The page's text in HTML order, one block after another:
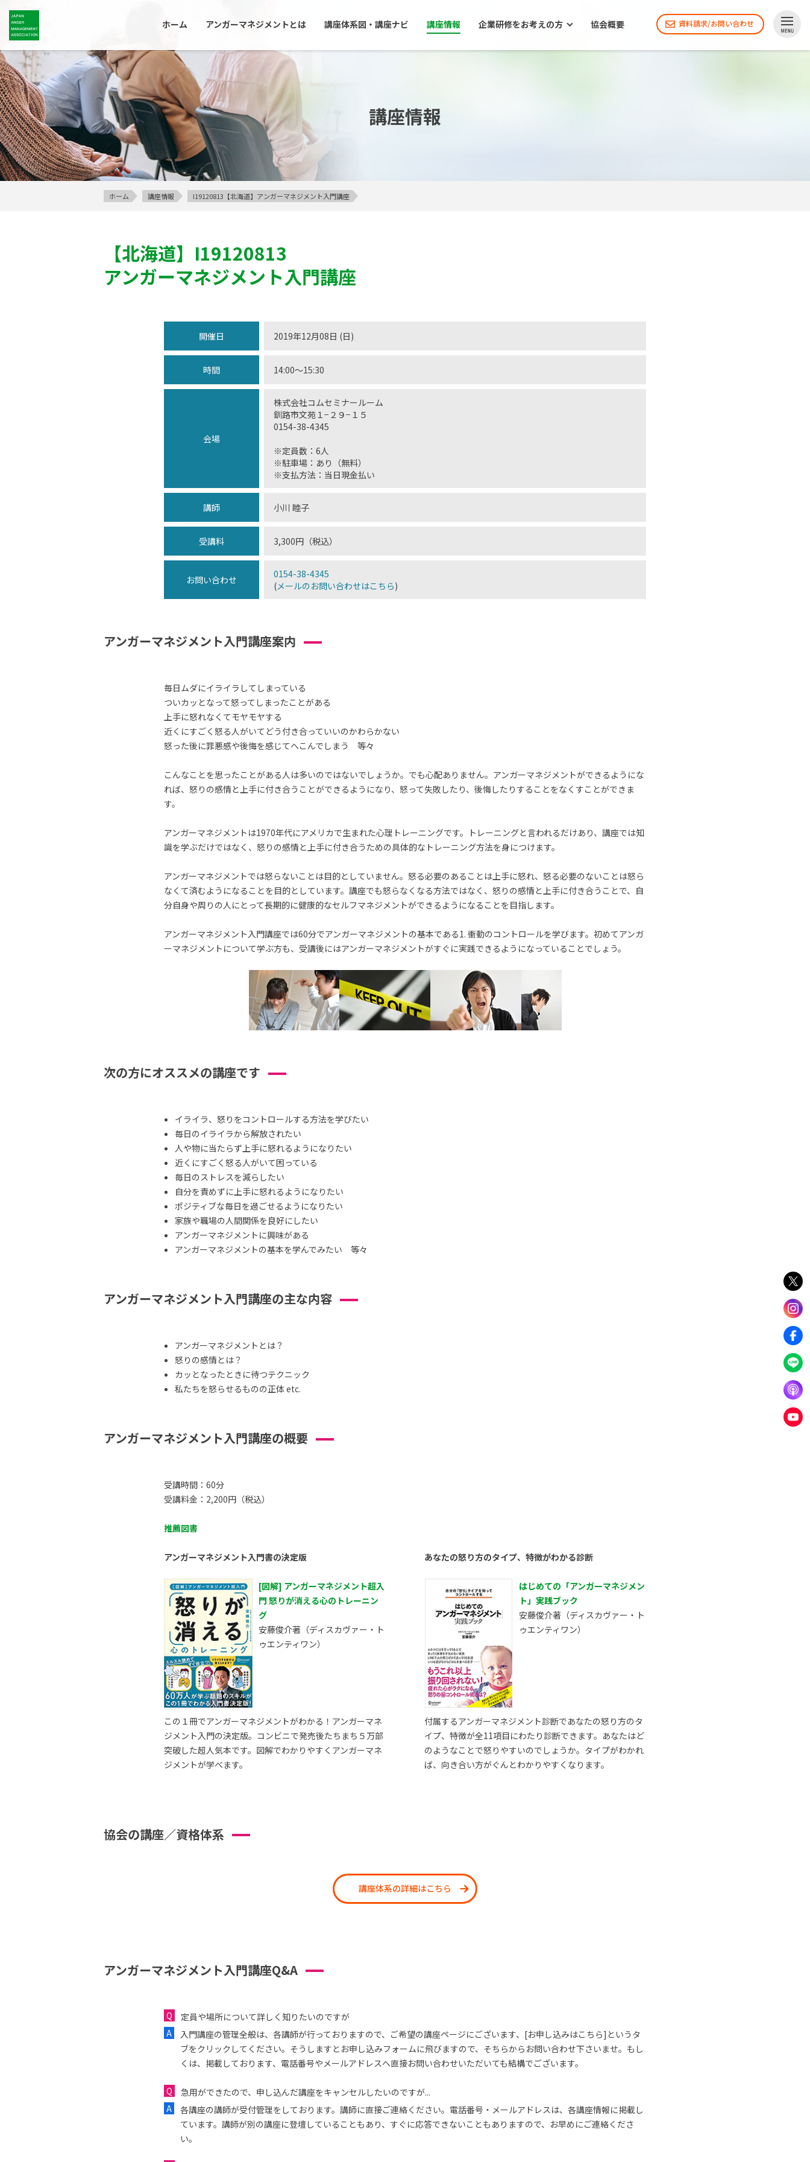
ホーム アンガーマネジメントとは 講座体系図・講座ナビ 講座情報 企業研修をお考えの方 協会概要 資料請求/お問い合わせ
講座情報
ホーム 講座情報 I19120813【北海道】アンガーマネジメント入門講座
【北海道】 I19120813
アンガーマネジメント入門講座
開催日 2019年12月08日 (日)
時間 14:00〜15:30
会場
株式会社コムセミナールーム
釧路市文苑１−２９−１５
0154-38-4345
※定員数：6人
※駐車場：あり（無料）
※支払方法：当日現金払い
講師 小川 睦子
受講料 3,300円（税込）
お問い合わせ
0154-38-4345
(メールのお問い合わせはこちら)
アンガーマネジメント入門講座案内
毎日ムダにイライラしてしまっている
ついカッとなって怒ってしまったことがある
上手に怒れなくてモヤモヤする
近くにすごく怒る人がいてどう付き合っていいのかわらかない
怒った後に罪悪感や後悔を感じてへこんでしまう 等々
こんなことを思ったことがある人は多いのではないでしょうか。でも心配ありません。アンガーマネジメントができるようにな
れば、怒りの感情と上手に付き合うことができるようになり、怒って失敗したり、後悔したりすることをなくすことができま
す。
アンガーマネジメントは1970年代にアメリカで生まれた心理トレーニングです。トレーニングと言われるだけあり、講座では知
識を学ぶだけではなく、怒りの感情と上手に付き合うための具体的なトレーニング方法を身につけます。
アンガーマネジメントでは怒らないことは目的としていません。怒る必要のあることは上手に怒れ、怒る必要のないことは怒ら
なくて済むようになることを目的としています。講座でも怒らなくなる方法ではなく、怒りの感情と上手に付き合うことで、自
分自身や周りの人にとって長期的に健康的なセルフマネジメントができるようになることを目指します。
アンガーマネジメント入門講座では60分でアンガーマネジメントの基本である1. 衝動のコントロールを学びます。初めてアンガ
ーマネジメントについて学ぶ方も、受講後にはアンガーマネジメントがすぐに実践できるようになっていることでしょう。
次の方にオススメの講座です
イライラ、怒りをコントロールする方法を学びたい
毎日のイライラから解放されたい
人や物に当たらず上手に怒れるようになりたい
近くにすごく怒る人がいて困っている
毎日のストレスを減らしたい
自分を責めずに上手に怒れるようになりたい
ポジティブな毎日を過ごせるようになりたい
家族や職場の人間関係を良好にしたい
アンガーマネジメントに興味がある
アンガーマネジメントの基本を学んでみたい 等々
アンガーマネジメント入門講座の主な内容
アンガーマネジメントとは？
怒りの感情とは？
カッとなったときに待つテクニック
私たちを怒らせるものの正体 etc.
アンガーマネジメント入門講座の概要
受講時間：60分
受講料金：2,200円（税込）
推薦図書
アンガーマネジメント入門書の決定版
[図解] アンガーマネジメント超入
門 怒りが消える心のトレーニン
グ
安藤俊介著（ディスカヴァー・ト
ゥエンティワン）
この１冊でアンガーマネジメントがわかる！アンガーマネ
ジメント入門の決定版。コンビニで発売後たちまち５万部
突破した超人気本です。図解でわかりやすくアンガーマネ
ジメントが学べます。
あなたの怒り方のタイプ、特徴がわかる診断
はじめての「アンガーマネジメン
ト」実践ブック
安藤俊介著（ディスカヴァー・ト
ゥエンティワン）
付属するアンガーマネジメント診断であなたの怒り方のタ
イプ、特徴が全11項目にわたり診断できます。あなたはど
のようなことで怒りやすいのでしょうか。タイプがわかれ
ば、向き合い方がぐんとわかりやすくなります。
協会の講座／資格体系
講座体系の詳細はこちら
アンガーマネジメント入門講座Q&A
定員や場所について詳しく知りたいのですが
入門講座の管理全般は、各講師が行っておりますので、ご希望の講座ページにございます、[お申し込みはこちら]というタ
ブをクリックしてください。そうしますとお申し込みフォームに飛びますので、そちらからお問い合わせ下さいませ。もし
くは、掲載しております、電話番号やメールアドレスへ直接お問い合わせいただいても結構でございます。
急用ができたので、申し込んだ講座をキャンセルしたいのですが...
各講座の講師が受付管理をしております。講師に直接ご連絡ください。電話番号・メールアドレスは、各講座情報に掲載し
ています。講師が別の講座に登壇していることもあり、すぐに応答できないこともありますので、お早めにご連絡くださ
い。